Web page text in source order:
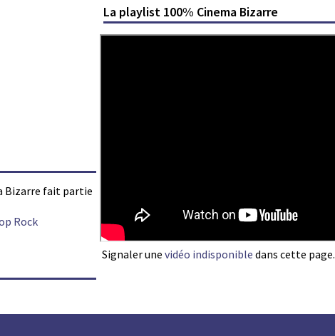
Bizarre fait partie
Rock
La playlist 100% Cinema Bizarre
Signaler une vidéo indisponible dans cette page.